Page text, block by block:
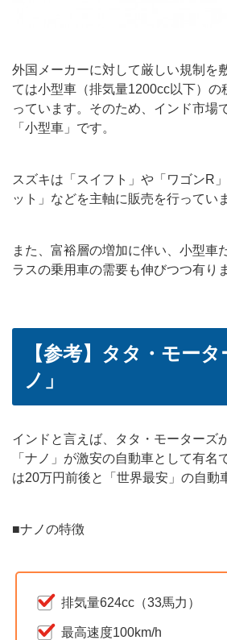
外国メーカーに対して厳しい規制を
ては小型車（排気量1200cc以下）の
っています。そのため、インド市場
「小型車」です。
スズキは「スイフト」や「ワゴンR
ット」などを主軸に販売を行ってい
また、富裕層の増加に伴い、小型車
ラスの乗用車の需要も伸びつつ有り
【参考】タタ・モー
ノ」
インドと言えば、タタ・モーターズ
「ナノ」が激安の自動車として有名
は20万円前後と「世界最安」の自動
■ナノの特徴
排気量624cc（33馬力）
最高速度100km/h